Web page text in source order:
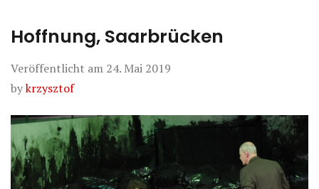
Hoffnung, Saarbrücken
Veröffentlicht am 24. Mai 2019
bykrzysztof